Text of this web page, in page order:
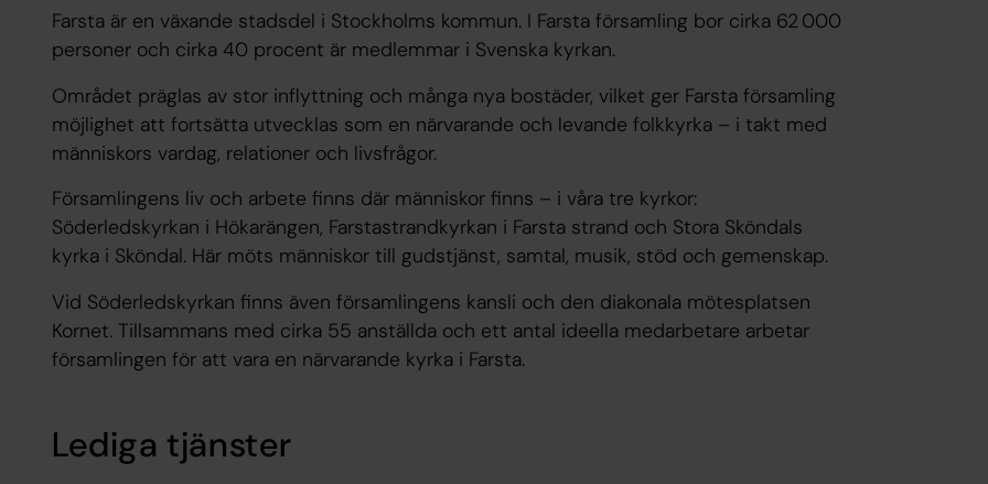
Farsta är en växande stadsdel i Stockholms kommun. I Farsta församling bor cirka 62 000
personer och cirka 40 procent är medlemmar i Svenska kyrkan.
Området präglas av stor inflyttning och många nya bostäder, vilket ger Farsta församling
möjlighet att fortsätta utvecklas som en närvarande och levande folkkyrka – i takt med
människors vardag, relationer och livsfrågor.
Församlingens liv och arbete finns där människor finns – i våra tre kyrkor:
Söderledskyrkan i Hökarängen, Farstastrandkyrkan i Farsta strand och Stora Sköndals
kyrka i Sköndal. Här möts människor till gudstjänst, samtal, musik, stöd och gemenskap.
Vid Söderledskyrkan finns även församlingens kansli och den diakonala mötesplatsen
Kornet. Tillsammans med cirka 55 anställda och ett antal ideella medarbetare arbetar
församlingen för att vara en närvarande kyrka i Farsta.
Lediga tjänster